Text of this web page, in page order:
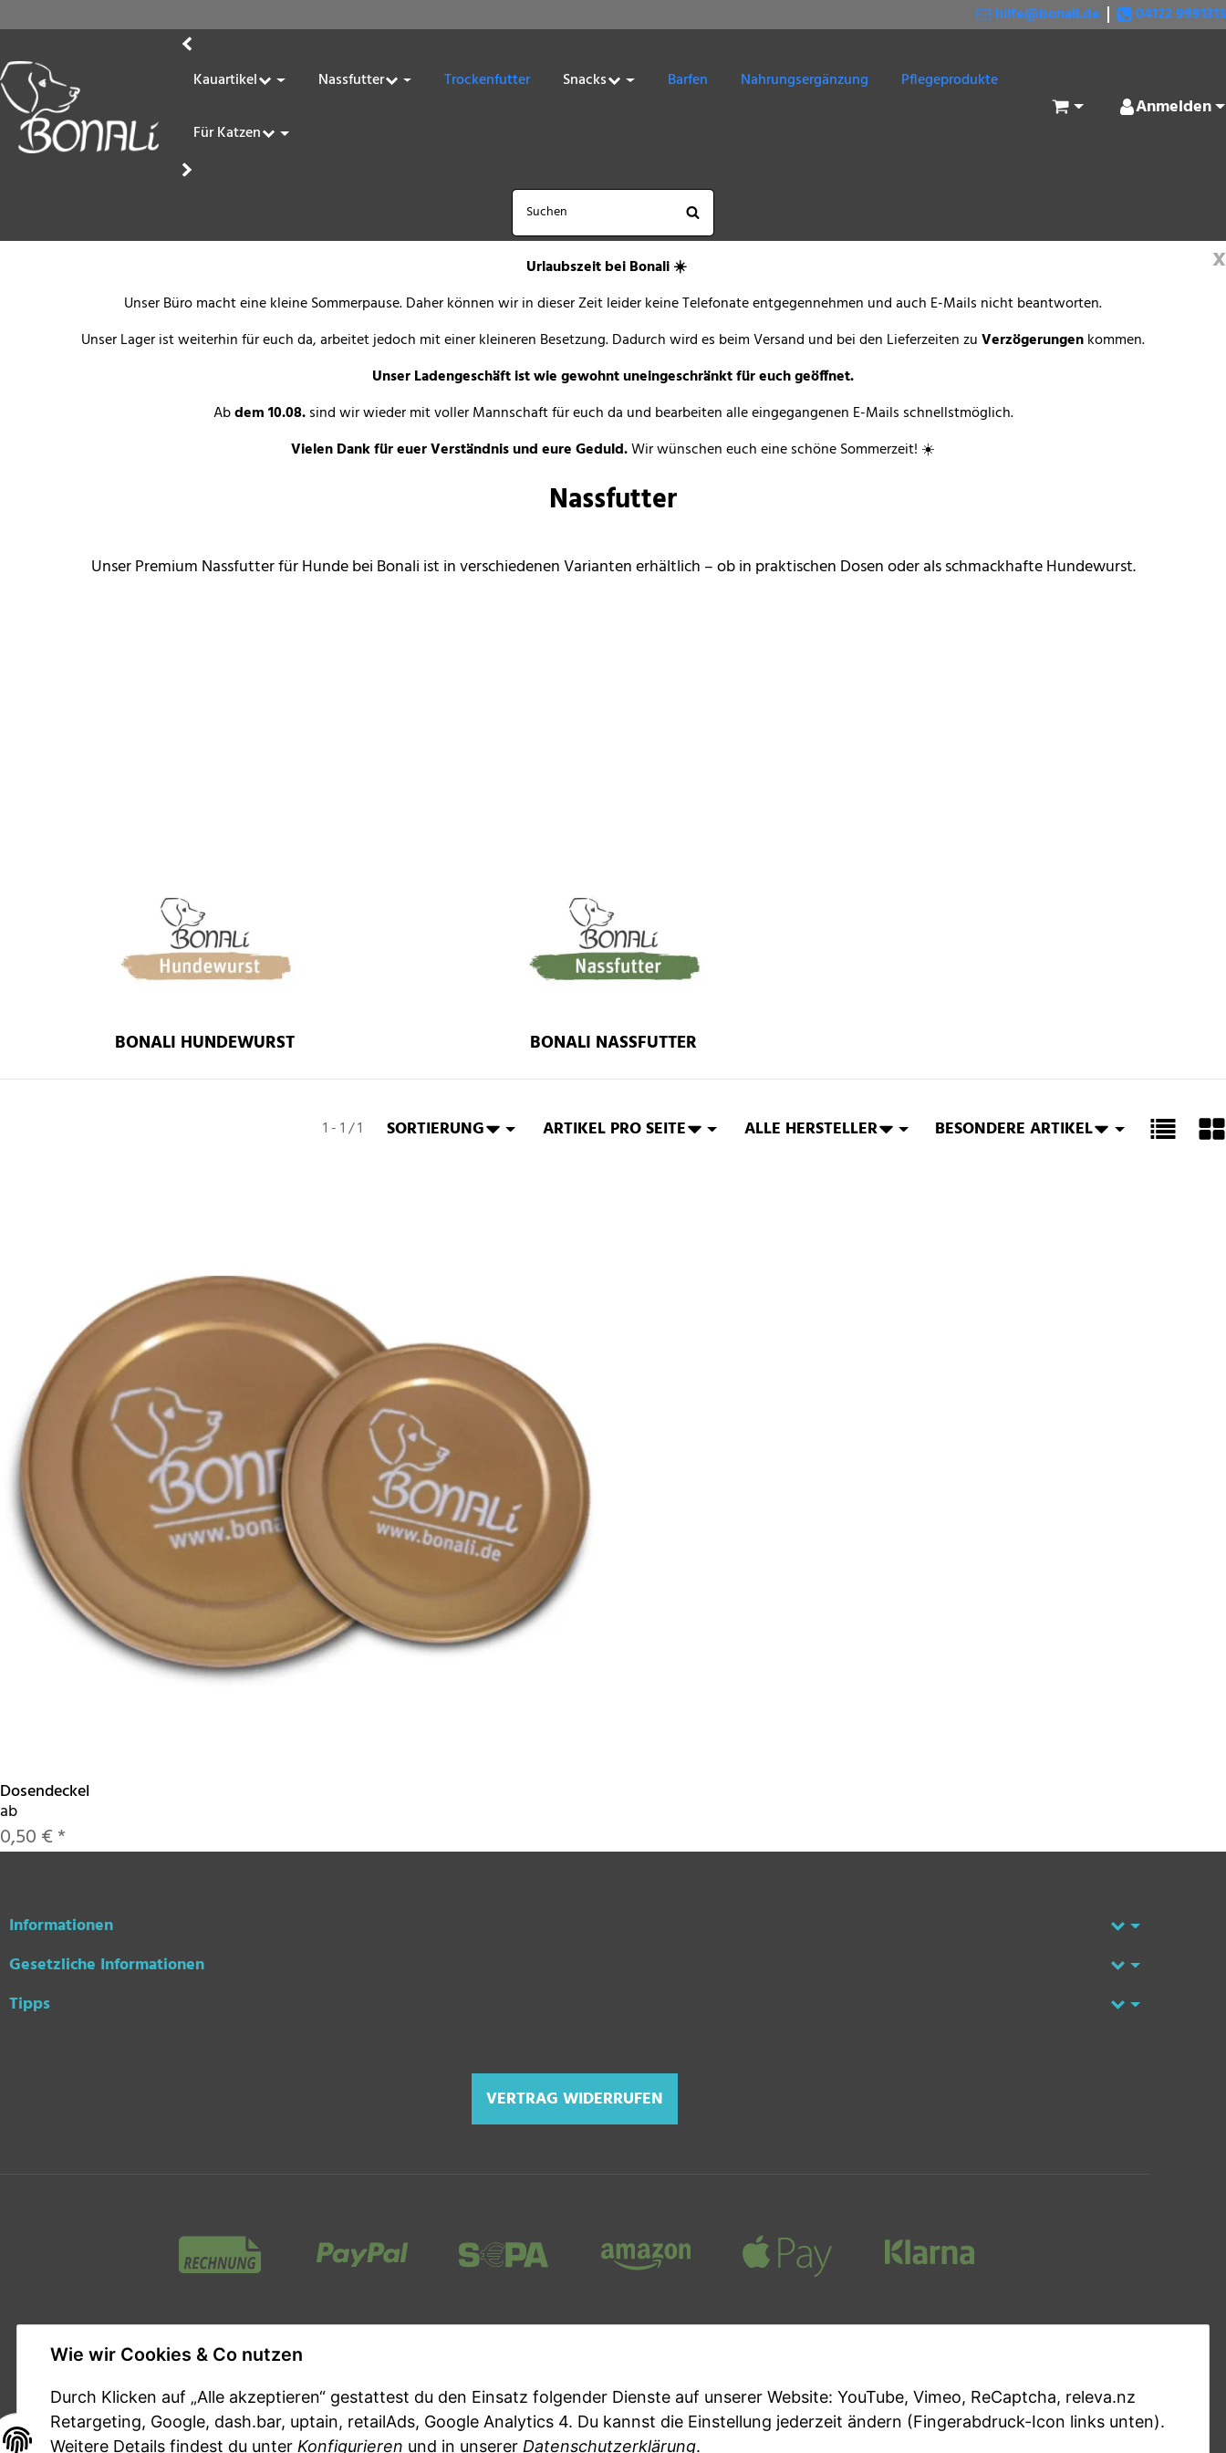
Wie wir Cookies & Co nutzen
Durch Klicken auf „Alle akzeptieren“ gestattest du den Einsatz folgender Dienste auf unserer Website: YouTube, Vimeo, ReCaptcha, releva.nz
Retargeting, Google, dash.bar, uptain, retailAds, Google Analytics 4. Du kannst die Einstellung jederzeit ändern (Fingerabdruck-Icon links unten).
Weitere Details findest du unter Konfigurieren und in unserer Datenschutzerklärung.
hilfe@bonali.de 04122 9991313
Kauartikel Nassfutter Trockenfutter Snacks Barfen Nahrungsergänzung Pflegeprodukte
Für Katzen
WarenkorbAnmelden
x
Urlaubszeit bei Bonali ☀️
Unser Büro macht eine kleine Sommerpause. Daher können wir in dieser Zeit leider keine Telefonate entgegennehmen und auch E-Mails nicht beantworten.
Unser Lager ist weiterhin für euch da, arbeitet jedoch mit einer kleineren Besetzung. Dadurch wird es beim Versand und bei den Lieferzeiten zuVerzögerungenkommen.
Unser Ladengeschäft ist wie gewohnt uneingeschränkt für euch geöffnet.
Abdem 10.08.sind wir wieder mit voller Mannschaft für euch da und bearbeiten alle eingegangenen E-Mails schnellstmöglich.
Vielen Dank für euer Verständnis und eure Geduld.Wir wünschen euch eine schöne Sommerzeit! ☀️
Nassfutter
Unser Premium Nassfutter für Hunde bei Bonali ist in verschiedenen Varianten erhältlich – ob in praktischen Dosen oder als schmackhafte Hundewurst.
BONALI HUNDEWURST BONALI NASSFUTTER
1 - 1 / 1 SORTIERUNG ARTIKEL PRO SEITE ALLE HERSTELLER BESONDERE ARTIKEL
Dosendeckel
ab
0,50 € *
Informationen
Gesetzliche Informationen
Tipps
VERTRAG WIDERRUFEN
Zahlungsmethoden
Datenschutz-Einstellungen